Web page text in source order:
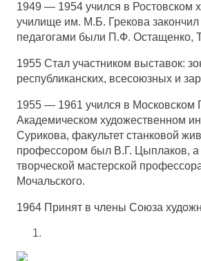
1949 — 1954 учился в Ростовском
училище им. М.Б. Грекова закончил
педагогами были П.Ф. Остащенко,
1955 Стал участником выставок:
республиканских, всесоюзных и
1955 — 1961 учился в Московском
Академическом художественном
Сурикова, факультет станковой
профессором был В.Г. Цыплаков, а
творческой мастерской
Мочальского.
1964 Принят в члены Союза